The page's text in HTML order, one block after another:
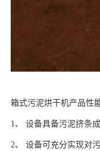
箱式污泥烘干机产品
1、 设备具备污泥挤条
2、 设备可充分实现对